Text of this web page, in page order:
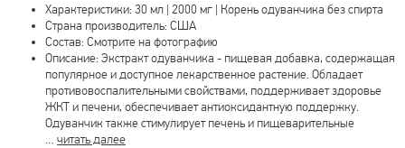
Характеристики: 30 мл | 2000 мг | Корень одуванчика без спирта
Страна производитель: США
Состав: Смотрите на фотографию
Описание: Экстракт одуванчика - пищевая добавка, содержащая
популярное и доступное лекарственное растение. Обладает
противовоспалительными свойствами, поддерживает здоровье
ЖКТ и печени, обеспечивает антиоксидантную поддержку.
Одуванчик также стимулирует печень и пищеварительные
… читать далее